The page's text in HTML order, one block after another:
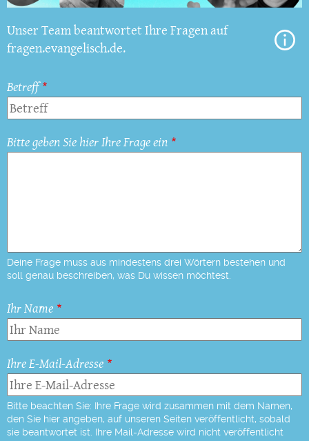
Unser Team beantwortet Ihre Fragen auf
fragen.evangelisch.de.
Betreff
Bitte geben Sie hier Ihre Frage ein
Deine Frage muss aus mindestens drei Wörtern bestehen und
soll genau beschreiben, was Du wissen möchtest.
Ihr Name
Ihre E-Mail-Adresse
Bitte beachten Sie: Ihre Frage wird zusammen mit dem Namen,
den Sie hier angeben, auf unseren Seiten veröffentlicht, sobald
sie beantwortet ist. Ihre Mail-Adresse wird nicht veröffentlicht